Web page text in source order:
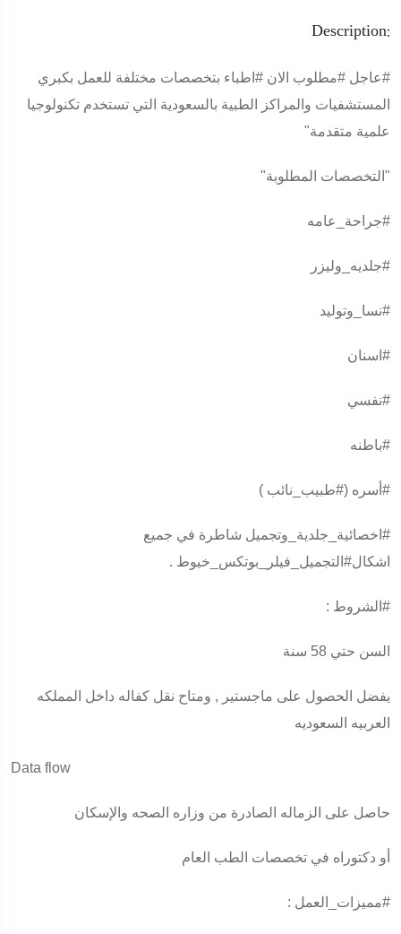
Description:
#عاجل #مطلوب الان #اطباء بتخصصات مختلفة للعمل بكبري
المستشفيات والمراكز الطبية بالسعودية التي تستخدم تكنولوجيا
علمية متقدمة"
"التخصصات المطلوبة"
#جراحة_عامه
#جلديه_وليزر
#نسا_وتوليد
#اسنان
#نفسي
#باطنه
#أسره (#طبيب_نائب )
#اخصائية_جلدية_وتجميل شاطرة في جميع
اشكال#التجميل_فيلر_بوتكس_خيوط .
#الشروط :
السن حتي 58 سنة
يفضل الحصول على ماجستير , ومتاح نقل كفاله داخل المملكه
العربيه السعوديه
Data flow
حاصل على الزماله الصادرة من وزاره الصحه والإسكان
أو دكتوراه في تخصصات الطب العام
#مميزات_العمل :